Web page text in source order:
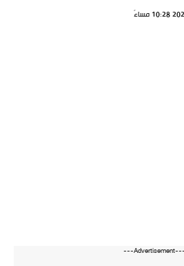
---Advertisement---